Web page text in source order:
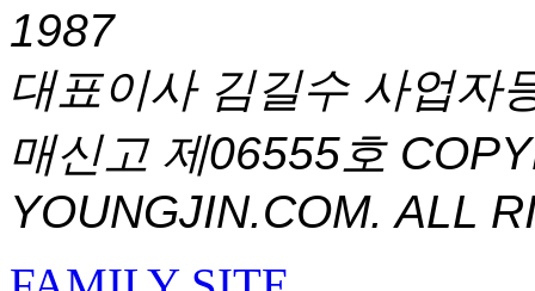
1987
대표이사 김길수 사업자
매신고 제06555호
YOUNGJIN.COM. ALL